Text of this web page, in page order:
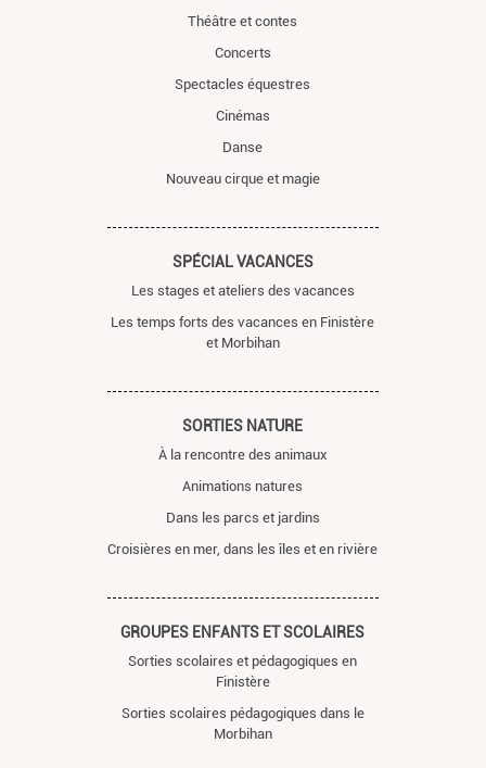
Théâtre et contes
Concerts
Spectacles équestres
Cinémas
Danse
Nouveau cirque et magie
SPÉCIAL VACANCES
Les stages et ateliers des vacances
Les temps forts des vacances en Finistère
et Morbihan
SORTIES NATURE
À la rencontre des animaux
Animations natures
Dans les parcs et jardins
Croisières en mer, dans les îles et en rivière
GROUPES ENFANTS ET SCOLAIRES
Sorties scolaires et pédagogiques en
Finistère
Sorties scolaires pédagogiques dans le
Morbihan